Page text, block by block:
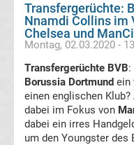
Ergebnisse
A
Tabelle
Transfergerüchte:
Nnamdi Collins im
Chelsea und
Montag, 02.03.2020 -
Transfergerüchte BVB:
Borussia Dortmund ein
einen englischen
dabei im Fokus von
dabei ein irres
um den Youngster des